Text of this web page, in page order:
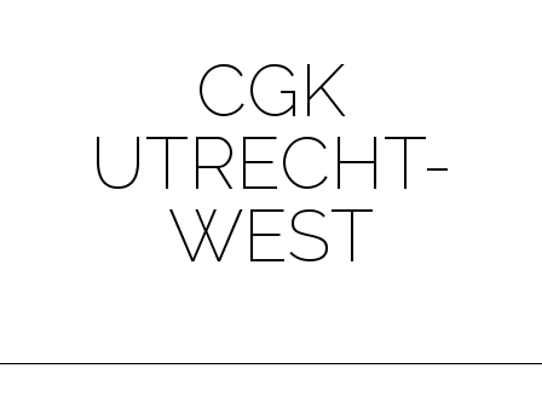
CGK
UTRECHT-
WEST